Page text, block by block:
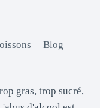
Blog
gras, trop sucré,